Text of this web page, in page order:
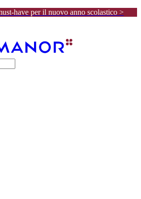
have per il nuovo anno scolastico >